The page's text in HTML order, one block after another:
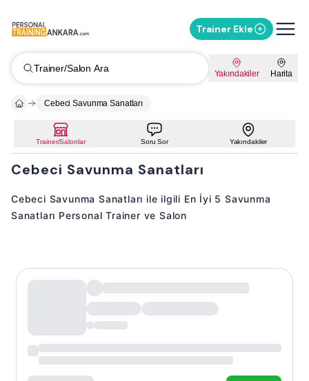
Trainer Ekle
Trainer/Salon Ara Yakındakiler Harita
Cebeci Savunma Sanatları
Trainer/Salonlar Soru Sor Yakındakiler
Cebeci Savunma Sanatları
Cebeci Savunma Sanatları ile ilgili En İyi 5 Savunma
Sanatları Personal Trainer ve Salon